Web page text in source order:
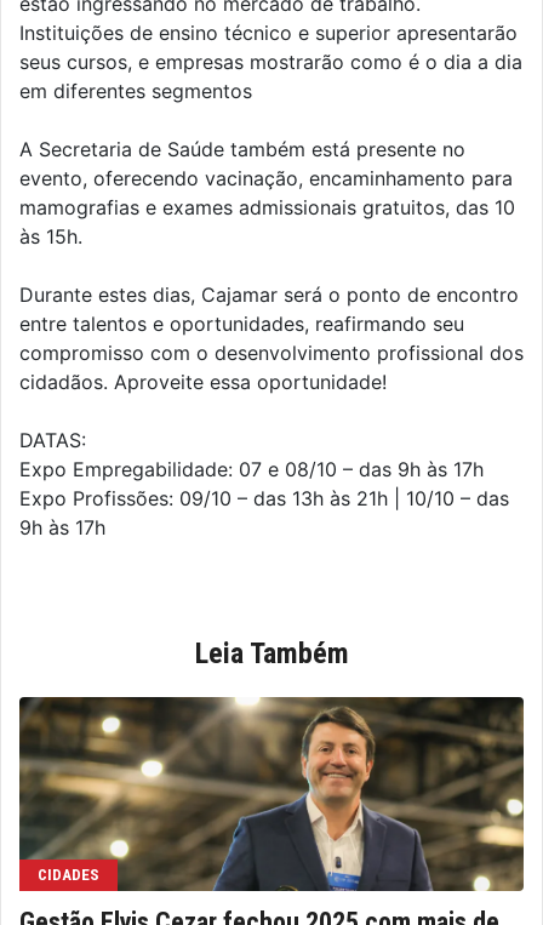
Instituições de ensino técnico e superior apresentarão
seus cursos, e empresas mostrarão como é o dia a dia
em diferentes segmentos
A Secretaria de Saúde também está presente no
evento, oferecendo vacinação, encaminhamento para
mamografias e exames admissionais gratuitos, das 10
às 15h.
Durante estes dias, Cajamar será o ponto de encontro
entre talentos e oportunidades, reafirmando seu
compromisso com o desenvolvimento profissional dos
cidadãos. Aproveite essa oportunidade!
DATAS:
Expo Empregabilidade: 07 e 08/10 – das 9h às 17h
Expo Profissões: 09/10 – das 13h às 21h | 10/10 – das
9h às 17h
Leia Também
CIDADES